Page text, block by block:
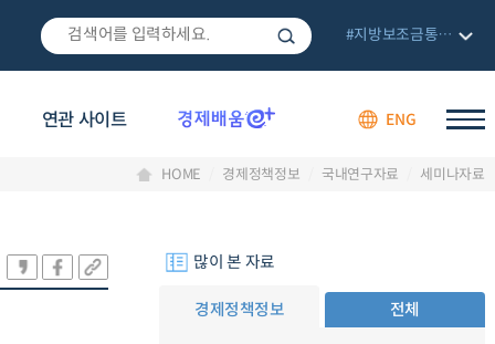
연관 사이트 ENG
#지방보조금통합관리망
HOME 경제정책정보 국내연구자료 세미나자료
많이 본 자료
경제정책정보 전체